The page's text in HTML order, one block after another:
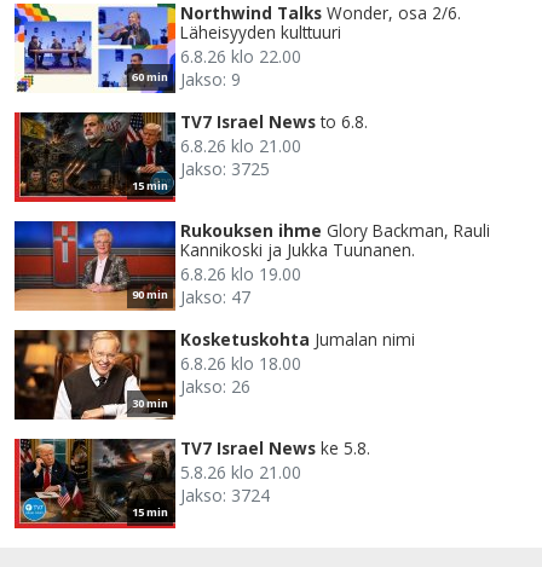
60 min
Northwind Talks Wonder, osa 2/6.
Läheisyyden kulttuuri
6.8.26 klo 22.00
Jakso: 9
15 min
TV7 Israel News to 6.8.
6.8.26 klo 21.00
Jakso: 3725
90 min
Rukouksen ihme Glory Backman, Rauli
Kannikoski ja Jukka Tuunanen.
6.8.26 klo 19.00
Jakso: 47
30 min
Kosketuskohta Jumalan nimi
6.8.26 klo 18.00
Jakso: 26
15 min
TV7 Israel News ke 5.8.
5.8.26 klo 21.00
Jakso: 3724